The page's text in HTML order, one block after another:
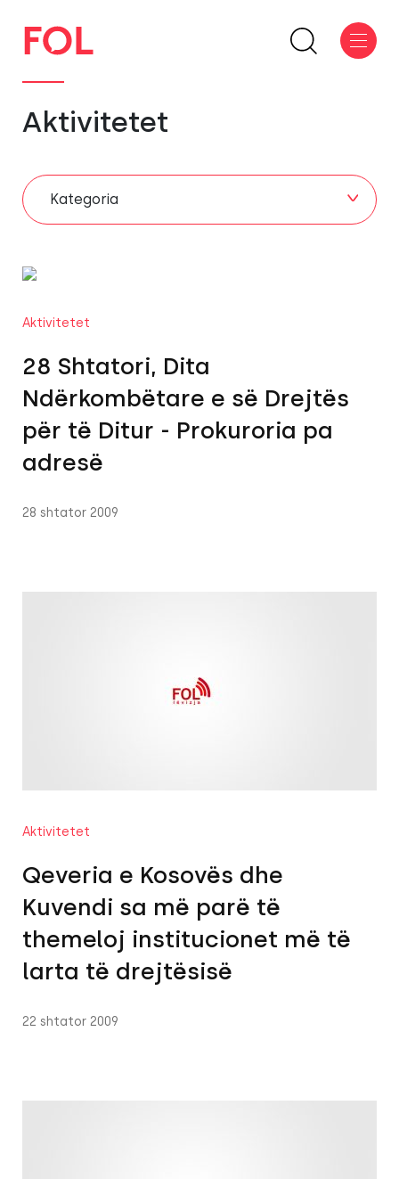
Aktivitetet
Kategoria
Aktivitetet
28 Shtatori, Dita
Ndërkombëtare e së Drejtës
për të Ditur - Prokuroria pa
adresë
28 shtator 2009
Aktivitetet
Qeveria e Kosovës dhe
Kuvendi sa më parë të
themeloj institucionet më të
larta të drejtësisë
22 shtator 2009